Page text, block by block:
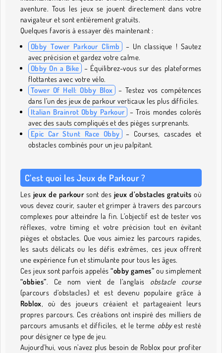
aventure. Tous les jeux se jouent directement dans votre
navigateur et sont entièrement gratuits.
Quelques favoris à essayer dès maintenant :
Obby Tower Parkour Climb
– Un classique ! Sautez
avec précision et gardez votre calme.
Obby On a Bike – Équilibrez-vous sur des plateformes
flottantes avec votre vélo.
Tower Of Hell: Obby Blox
– Testez vos compétences
dans l’un des jeux de parkour verticaux les plus difficiles.
Italian Brainrot Obby Parkour – Trois mondes colorés
avec des sauts compliqués et des pièges surprenants.
Epic Car Stunt Race Obby
– Courses, cascades et
obstacles combinés pour un jeu palpitant.
C’est quoi les Jeux de Parkour ?
Les jeux de parkoursont des jeux d’obstacles gratuits où
vous devez courir, sauter et grimper à travers des parcours
complexes pour atteindre la fin. L’objectif est de tester vos
réflexes, votre timing et votre précision tout en évitant
pièges et obstacles. Que vous aimiez les parcours rapides,
les sauts délicats ou les défis extrêmes, ces jeux offrent
une expérience fun et stimulante pour tous les âges.
Ces jeux sont parfois appelés“obby games” ou simplement
“obbies”. Ce nom vient de l’anglais obstacle course
(parcours d’obstacles) et est devenu populaire grâce à
Roblox, où des joueurs créaient et partageaient leurs
propres parcours. Ces créations ont inspiré des milliers de
parcours amusants et difficiles, et le terme obbyest resté
pour désigner ce type de jeu.
Aujourd’hui, vous n’avez plus besoin de Roblox pour profiter